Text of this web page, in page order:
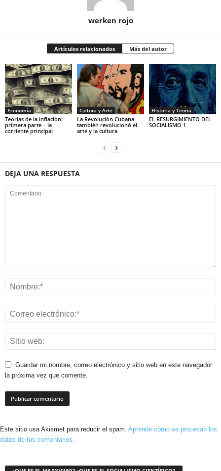
werken rojo
Artículos relacionados Más del autor
Economía
Teorías de la inflación:
primera parte – la
corriente principal
Cultura y Arte
La Revolución Cubana
también revolucionó el
arte y la cultura
Historia y Teoria
EL RESURGIMIENTO DEL
SOCIALISMO 1
DEJA UNA RESPUESTA
Guardar mi nombre, correo electrónico y sitio web en este navegador
la próxima vez que comente.
Este sitio usa Akismet para reducir el spam. Aprende cómo se procesan los
datos de tus comentarios.